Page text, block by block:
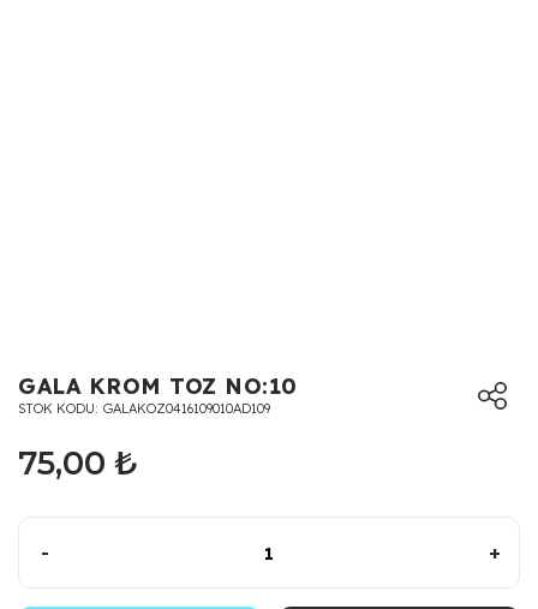
GALA KROM TOZ NO:10
STOK KODU GALAKOZ0416109010AD109
75,00 ₺
- +